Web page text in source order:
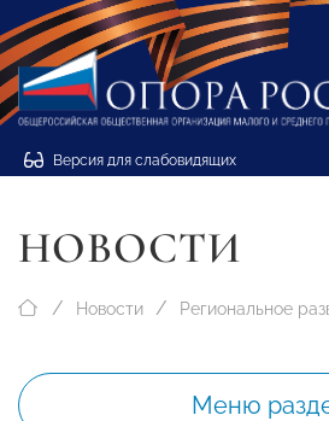
Версия для слабовидящих
НОВОСТИ
Новости Региональное
Меню